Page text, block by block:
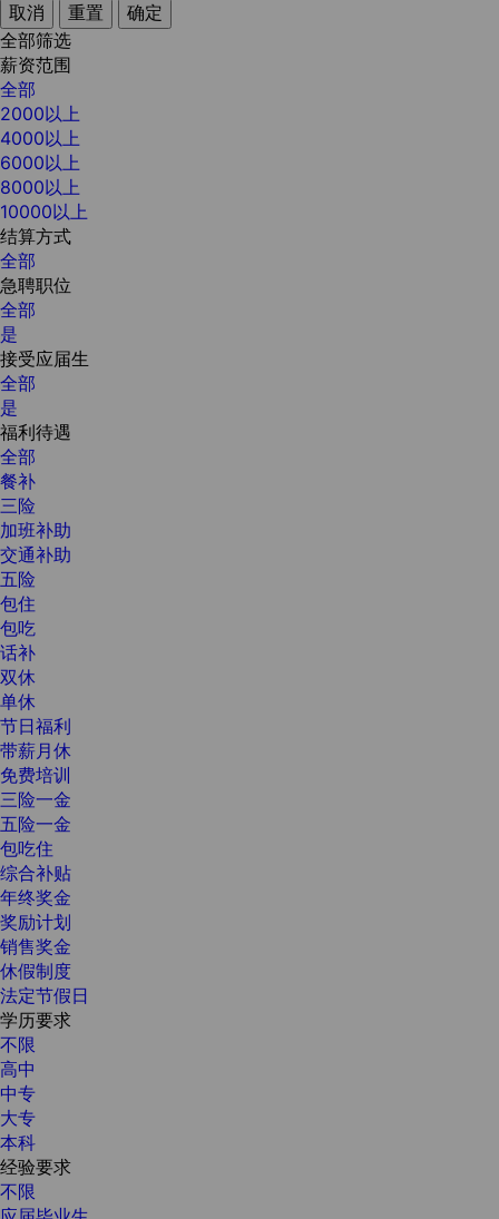
取消 重置
确定
全部筛选
薪资范围
全部
2000以上
4000以上
6000以上
8000以上
10000以上
结算方式
全部
急聘职位
全部
是
接受应届生
全部
是
福利待遇
全部
餐补
三险
加班补助
交通补助
五险
包住
包吃
话补
双休
单休
节日福利
带薪月休
免费培训
三险一金
五险一金
包吃住
综合补贴
年终奖金
奖励计划
销售奖金
休假制度
法定节假日
学历要求
不限
高中
中专
大专
本科
经验要求
不限